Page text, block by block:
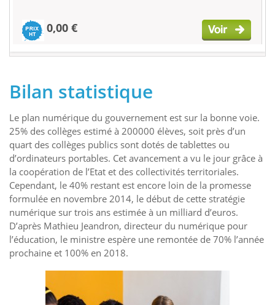
0,00 €
Bilan statistique
Le plan numérique du gouvernement est sur la bonne voie.
25% des collèges estimé à 200000 élèves, soit près d’un
quart des collèges publics sont dotés de tablettes ou
d’ordinateurs portables. Cet avancement a vu le jour grâce à
la coopération de l’Etat et des collectivités territoriales.
Cependant, le 40% restant est encore loin de la promesse
formulée en novembre 2014, le début de cette stratégie
numérique sur trois ans estimée à un milliard d’euros.
D’après Mathieu Jeandron, directeur du numérique pour
l’éducation, le ministre espère une remontée de 70% l’année
prochaine et 100% en 2018.